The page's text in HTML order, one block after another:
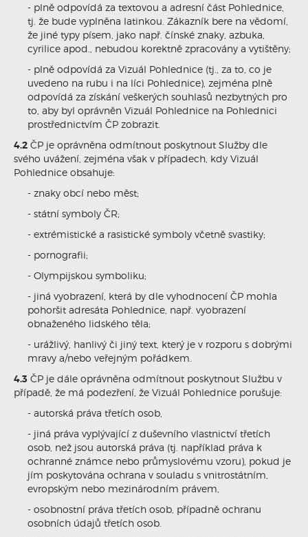
- plně odpovídá za textovou a adresní část Pohlednice,
tj. že bude vyplněna latinkou. Zákazník bere na vědomí,
že jiné typy písem, jako např. čínské znaky, azbuka,
cyrilice apod., nebudou korektně zpracovány a vytištěny;
- plně odpovídá za Vizuál Pohlednice (tj., za to, co je
uvedeno na rubu i na líci Pohlednice), zejména plně
odpovídá za získání veškerých souhlasů nezbytných pro
to, aby byl oprávněn Vizuál Pohlednice na Pohlednici
prostřednictvím ČP zobrazit.
4.2 ČP je oprávněna odmítnout poskytnout Služby dle
svého uvážení, zejména však v případech, kdy Vizuál
Pohlednice obsahuje:
- znaky obcí nebo měst;
- státní symboly ČR;
- extrémistické a rasistické symboly včetně svastiky;
- pornografii;
- Olympijskou symboliku;
- jiná vyobrazení, která by dle vyhodnocení ČP mohla
pohoršit adresáta Pohlednice, např. vyobrazení
obnaženého lidského těla;
- urážlivý, hanlivý či jiný text, který je v rozporu s dobrými
mravy a/nebo veřejným pořádkem.
4.3 ČP je dále oprávněna odmítnout poskytnout Službu v
případě, že má podezření, že Vizuál Pohlednice porušuje:
- autorská práva třetích osob,
- jiná práva vyplývající z duševního vlastnictví třetích
osob, než jsou autorská práva (tj. například práva k
ochranné známce nebo průmyslovému vzoru), pokud je
jím poskytována ochrana v souladu s vnitrostátním,
evropským nebo mezinárodním právem,
- osobnostní práva třetích osob, případně ochranu
osobních údajů třetích osob.